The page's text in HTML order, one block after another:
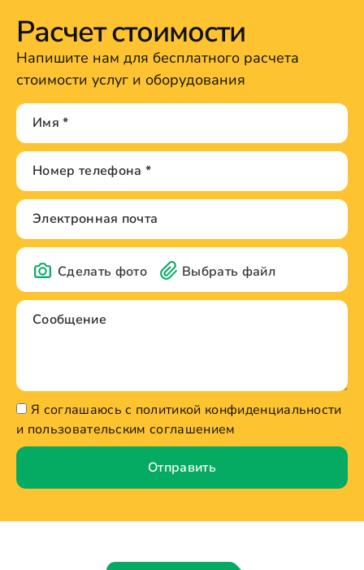
Расчет стоимости
Напишите нам для бесплатного расчета
стоимости услуг и оборудования
Сделать фото Выбрать файл
Я соглашаюсь с политикой конфиденциальности
и пользовательским соглашением
Отправить